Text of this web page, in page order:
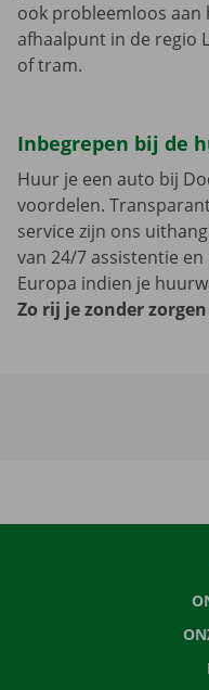
ook probleemloos aan
afhaalpunt in de regio
of tram.
Inbegrepen bij de
Huur je een auto bij
voordelen.
service zijn ons
van 24/7 assistentie
Europa indien je
Zo rij je zonder